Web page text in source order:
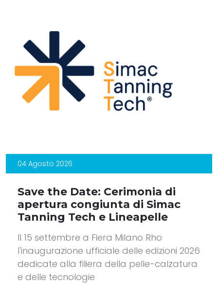
04 Agosto 2026
Save the Date: Cerimonia di
apertura congiunta di Simac
Tanning Tech e Lineapelle
Il 15 settembre a Fiera Milano Rho
l'inaugurazione ufficiale delle edizioni 2026
dedicate alla filiera della pelle-calzatura
e delle tecnologie